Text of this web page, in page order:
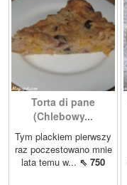
Torta di pane
(Chlebowy...
Tym plackiem pierwszy
raz poczestowano mnie
lata temu w... ⇖ 750